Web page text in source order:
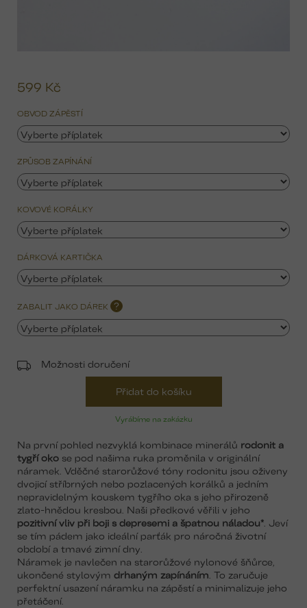
599 Kč
Vyrábíme na zakázku
OBVOD ZÁPĚSTÍ
ZPŮSOB ZAPÍNÁNÍ
KOVOVÉ KORÁLKY
DÁRKOVÁ KARTIČKA
ZABALIT JAKO DÁREK ?
Možnosti doručení
Přidat do košíku
Na první pohled nezvyklá kombinace minerálů rodonit a
tygří oko se pod našima ruka proměnila v originální
náramek. Vděčné starorůžové tóny rodonitu jsou oživeny
dvojicí stříbrných nebo pozlacených korálků a jedním
nepravidelným kouskem tygřího oka s jeho přirozeně
zlato-hnědou kresbou. Naši předkové věřili v jeho
pozitivní vliv při boji s depresemi a špatnou náladou* . Jeví
se tím pádem jako ideální parťák pro náročná životní
období a tmavé zimní dny.
Náramek je navlečen na starorůžové nylonové šňůrce,
ukončené stylovým drhaným zapínáním . To zaručuje
perfektní usazení náramku na zápěstí a minimalizuje jeho
přetáčení.